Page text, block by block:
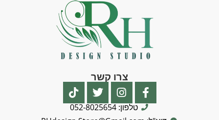
צרו קשר
טלפון: 052-8025654